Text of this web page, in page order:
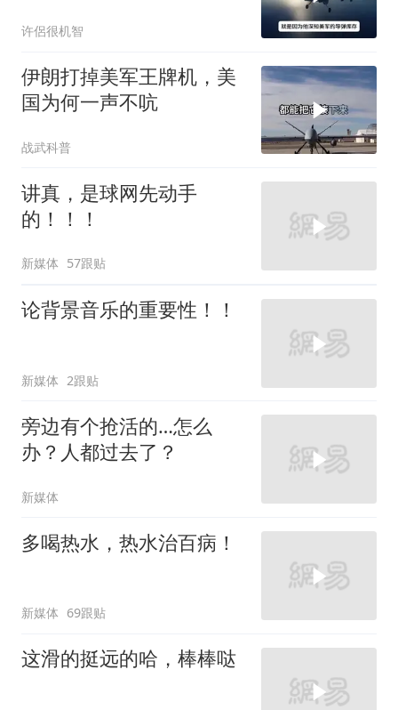
许侶很机智
伊朗打掉美军王牌机，美
国为何一声不吭
战武科普
讲真，是球网先动手
的！！！
新媒体 57跟贴
论背景音乐的重要性！！
新媒体 2跟贴
旁边有个抢活的…怎么
办？人都过去了？
新媒体
多喝热水，热水治百病！
新媒体 69跟贴
这滑的挺远的哈，棒棒哒